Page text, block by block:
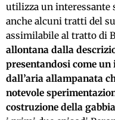
utilizza un interessante
anche alcuni tratti del
assimilabile al tratto di
allontana dalla
presentandosi come
dall’aria allampanata
notevole
costruzione della